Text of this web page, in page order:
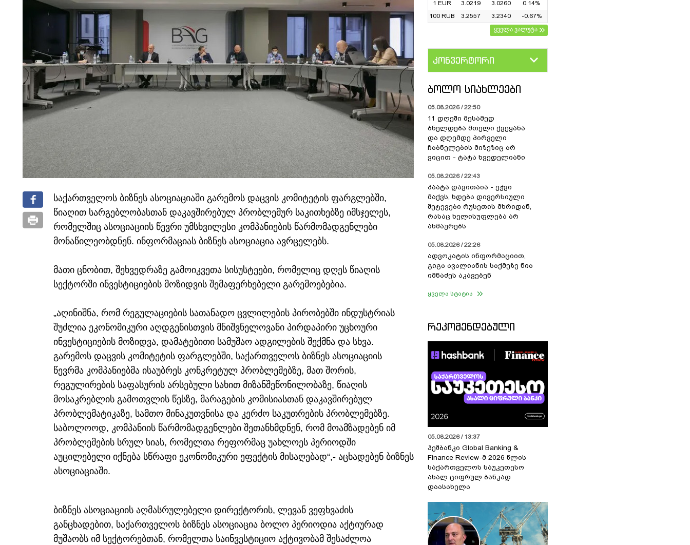
საქართველოს ბიზნეს ასოციაციაში გარემოს დაცვის კომიტეტის ფარგლებში,
წიაღით სარგებლობასთან დაკავშირებულ პრობლემურ საკითხებზე იმსჯელეს,
რომელშიც ასოციაციის წევრი უმსხვილესი კომპანიების წარმომადგენლები
მონაწილეობდნენ. ინფორმაციას ბიზნეს ასოციაცია ავრცელებს.
მათი ცნობით, შეხვედრაზე გამოიკვეთა სისუსტეები, რომელიც დღეს წიაღის
სექტორში ინვესტიციების მოზიდვის შემაფერხებელი გარემოებებია.
„აღინიშნა, რომ რეგულაციების სათანადო ცვლილების პირობებში ინდუსტრიას
შუძლია ეკონომიკური აღდგენისთვის მნიშვნელოვანი პირდაპირი უცხოური
ინვესტიციების მოზიდვა, დამატებითი სამუშაო ადგილების შექმნა და სხვა.
გარემოს დაცვის კომიტეტის ფარგლებში, საქართველოს ბიზნეს ასოციაციის
წევრმა კომპანიებმა ისაუბრეს კონკრეტულ პრობლემებზე, მათ შორის,
რეგულირების საფასურის არსებული სახით მიზანშეწონილობაზე, წიაღის
მოსაკრებლის გამოთვლის წესზე, მარაგების კომისიასთან დაკავშირებულ
პრობლემატიკაზე, სამთო მინაკუთვნისა და კერძო საკუთრების პრობლემებზე.
საბოლოოდ, კომპანიის წარმომადგენლები შეთანხმდნენ, რომ მოამზადებენ იმ
პრობლემების სრულ სიას, რომელთა რეფორმაც უახლოეს პერიოდში
აუცილებელი იქნება სწრაფი ეკონომიკური ეფექტის მისაღებად“,- აცხადებენ ბიზნეს
ასოციაციაში.
ბიზნეს ასოციაციის აღმასრულებელი დირექტორის, ლევან ვეფხვაძის
განცხადებით, საქართველოს ბიზნეს ასოციაცია ბოლო პერიოდია აქტიურად
მუშაობს იმ სექტორებთან, რომელთა საინვესტიციო აქტივობამ შესაძლოა
1 EUR
3.0219 3.0260
0.14%
100 RUB
3.2557 3.2340
-0.67%
ყველა ვალუტა
კონვერტორი
ᲑᲝᲚᲝ ᲡᲘᲐᲮᲚᲔᲔᲑᲘ
05.08.2026 / 22:50
11 დღეში მესამედ
ბნელდება მთელი ქვეყანა
და დღემდე პირველი
ჩაბნელების მიზეზიც არ
ვიცით - ტატა ხვედელიანი
05.08.2026 / 22:43
პაატა დავითაია - ეჭვი
მაქვს, ხდება დივერსიული
შეტევები რუსეთის მხრიდან,
რასაც ხელისუფლება არ
ახმაურებს
05.08.2026 / 22:26
ადვოკატის ინფორმაციით,
გიგა ავალიანის საქმეზე ნია
იმნაძეს აკავებენ
ყველა სტატია
ᲠᲔᲙᲝᲛᲔᲜᲓᲔᲑᲣᲚᲘ
05.08.2026 / 13:37
ჰეშბანკი Global Banking &
Finance Review-მ 2026 წლის
საქართველოს საუკეთესო
ახალ ციფრულ ბანკად
დაასახელა